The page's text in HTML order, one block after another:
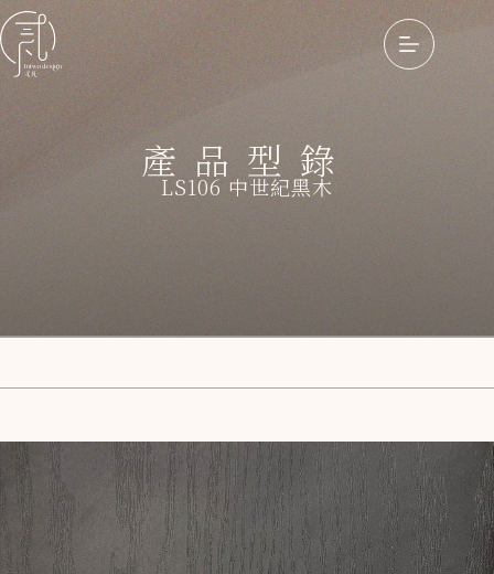
產品型錄
LS106 中世紀黑木